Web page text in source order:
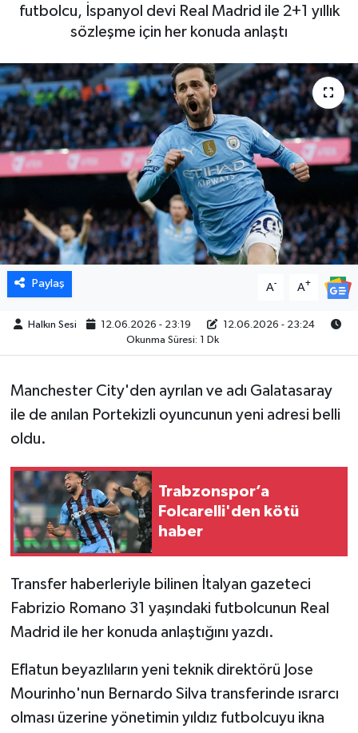
futbolcu, İspanyol devi Real Madrid ile 2+1 yıllık
sözleşme için her konuda anlaştı
Paylaş A- A+
Halkın Sesi 12.06.2026 - 23:19
12.06.2026 - 23:24
Okunma Süresi: 1 Dk
Manchester City'den ayrılan ve adı Galatasaray
ile de anılan Portekizli oyuncunun yeni adresi belli
oldu.
Trabzonspor’a
Folcarelli'den kötü
haber
Transfer haberleriyle bilinen İtalyan gazeteci
Fabrizio Romano 31 yaşındaki futbolcunun Real
Madrid ile her konuda anlaştığını yazdı.
Eflatun beyazlıların yeni teknik direktörü Jose
Mourinho'nun Bernardo Silva transferinde ısrarcı
olması üzerine yönetimin yıldız futbolcuyu ikna